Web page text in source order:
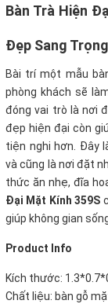
Bàn Trà Hiện
Đẹp Sang
Bài trí một mẫu
phòng khách sẽ
đóng vai trò là nơi
đẹp hiện đại còn
tiện nghi hơn. Đây
và cũng là nơi đặt
thức ăn nhẹ, đĩa
Đại Mặt Kính 359S
giúp không gian
Product Info
Kích thước:
Chất liệu: bàn gỗ